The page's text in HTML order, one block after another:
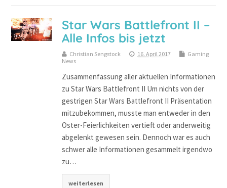
Star Wars Battlefront II –
Alle Infos bis jetzt
Christian Sengstock 16. April 2017
Gaming
News
Zusammenfassung aller aktuellen Informationen
zu Star Wars Battlefront II Um nichts von der
gestrigen Star Wars Battlefront II Präsentation
mitzubekommen, musste man entweder in den
Oster-Feierlichkeiten vertieft oder anderweitig
abgelenkt gewesen sein. Dennoch war es auch
schwer alle Informationen gesammelt irgendwo
zu…
weiterlesen